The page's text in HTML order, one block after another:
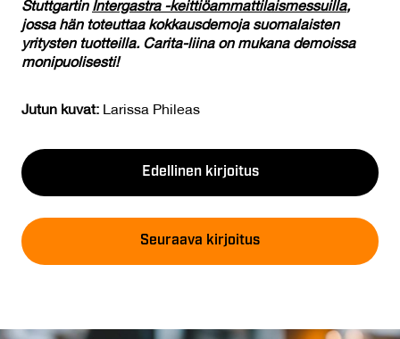
Stuttgartin Intergastra -keittiöammattilaismessuilla,
jossa hän toteuttaa kokkausdemoja suomalaisten
yritysten tuotteilla. Carita-liina on mukana demoissa
monipuolisesti!
Jutun kuvat: Larissa Phileas
Edellinen kirjoitus
Seuraava kirjoitus